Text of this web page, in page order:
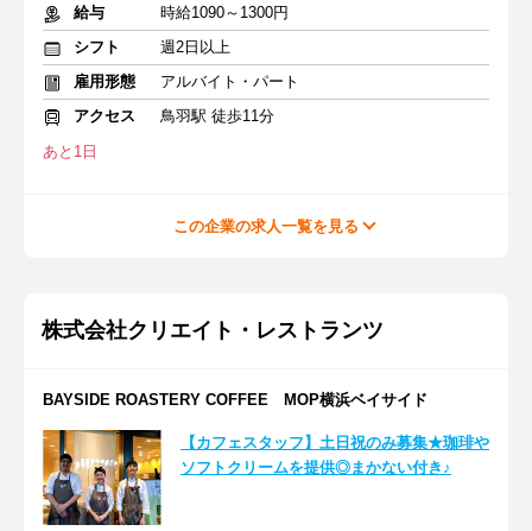
給与
時給1090～1300円
シフト
週2日以上
雇用形態
アルバイト・パート
アクセス
鳥羽駅 徒歩11分
あと1日
この企業の求人一覧を見る
株式会社クリエイト・レストランツ
BAYSIDE ROASTERY COFFEE MOP横浜ベイサイド
【カフェスタッフ】土日祝のみ募集★珈琲や
ソフトクリームを提供◎まかない付き♪